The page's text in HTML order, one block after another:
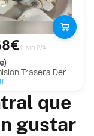
€ sin IVA
Derecha Para Honda Cr-V
que
gustar